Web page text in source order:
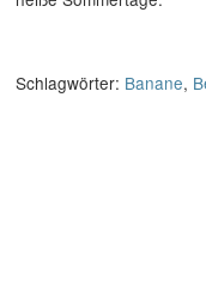
Schlagwörter: Banane,